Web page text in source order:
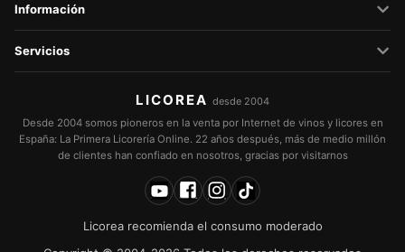
Información
Servicios
LICOREA desde 2004
Desde 2004 somos pioneros en la venta por Internet de vinos y licores en
España: La Primera Licorería Online. 22 años después, más de medio millón
de clientes han confiado en nosotros, gracias por visitarnos
Licorea recomienda el consumo moderado